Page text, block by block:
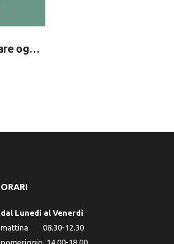
Una selezione di solubili per trasformare ogni pausa in un’esperienza sensoriale
ORARI
dal Lunedì al Venerdì
mattina 08.30-12.30
pomeriggio 14.00-18.00